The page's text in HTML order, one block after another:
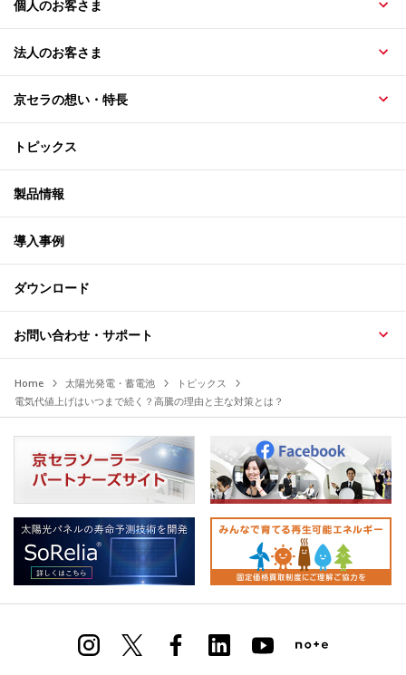
個人のお客さま
法人のお客さま
京セラの想い・特長
トピックス
製品情報
導入事例
ダウンロード
お問い合わせ・サポート
Home 太陽光発電・蓄電池
トピックス
電気代値上げはいつまで続く？高騰の理由と主な対策とは？